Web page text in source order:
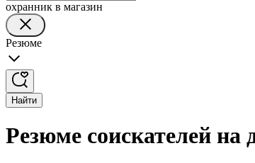
охранник в магазин
Резюме
Найти
Резюме соискателей на